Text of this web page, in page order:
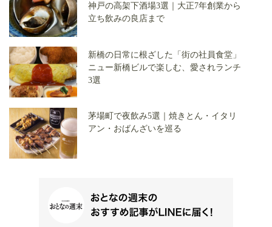
神戸の高架下酒場3選｜大正7年創業から
立ち飲みの良店まで
新橋の日常に根ざした「街の社員食堂」
ニュー新橋ビルで楽しむ、愛されランチ
3選
茅場町で夜飲み5選｜焼きとん・イタリ
アン・おばんざいを巡る